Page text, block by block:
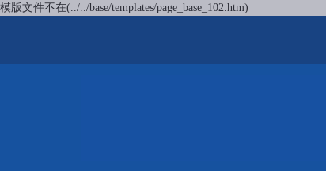
模版文件不在(../../base/templates/page_base_102.htm)